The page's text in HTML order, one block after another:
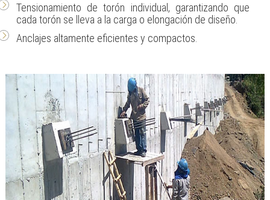
Tensionamiento de torón individual, garantizando que
cada torón se lleva a la carga o elongación de diseño.
Anclajes altamente eficientes y compactos.